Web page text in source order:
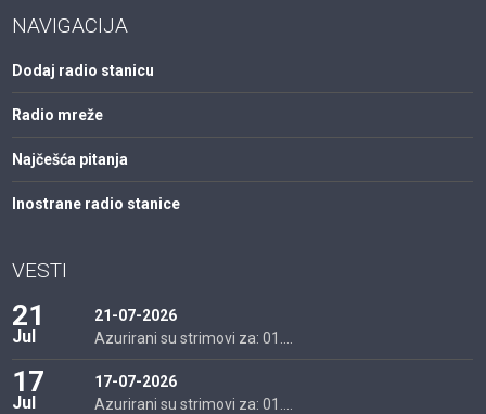
NAVIGACIJA
Dodaj radio stanicu
Radio mreže
Najčešća pitanja
Inostrane radio stanice
VESTI
21
Jul
21-07-2026
Azurirani su strimovi za: 01....
17
Jul
17-07-2026
Azurirani su strimovi za: 01....